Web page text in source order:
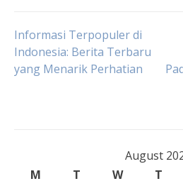
Post
navigation
Informasi Terpopuler di
Indonesia: Berita Terbaru
yang Menarik Perhatian
August
M
T W T